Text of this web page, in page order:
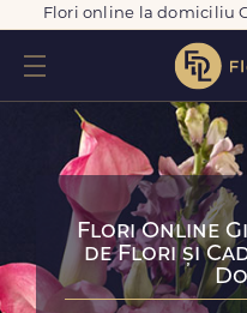
Flori online la domiciliu
Flori Online
de Flori și